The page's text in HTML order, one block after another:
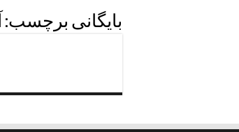
بایگانی برچسب: